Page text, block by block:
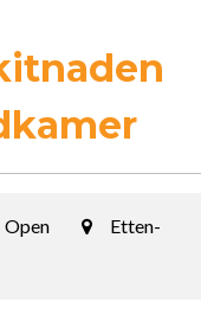
Open
Etten-